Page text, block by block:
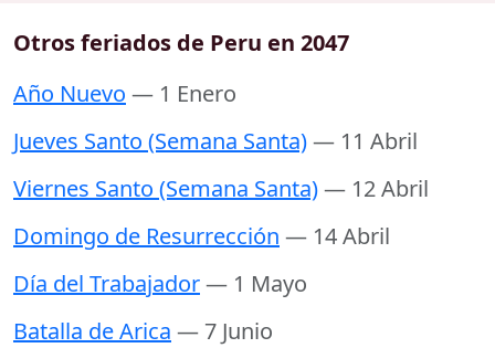
Otros feriados de Peru en 2047
Año Nuevo — 1 Enero
Jueves Santo (Semana Santa)— 11 Abril
Viernes Santo (Semana Santa)— 12 Abril
Domingo de Resurrección — 14 Abril
Día del Trabajador— 1 Mayo
Batalla de Arica — 7 Junio